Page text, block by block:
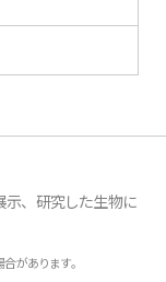
示、研究した生物に
があります。